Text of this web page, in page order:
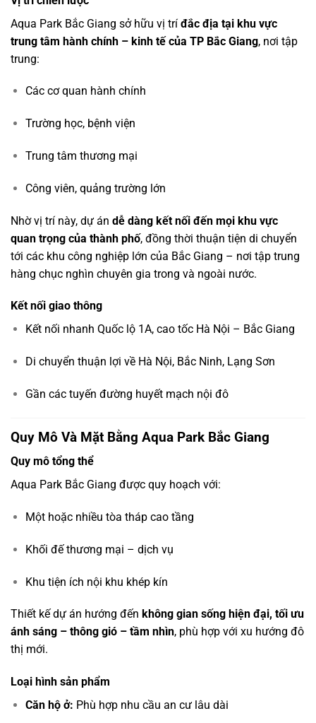
Aqua Park Bắc Giang sở hữu vị trí đắc địa tại khu vực
trung tâm hành chính – kinh tế của TP Bắc Giang, nơi tập
trung:
Các cơ quan hành chính
Trường học, bệnh viện
Trung tâm thương mại
Công viên, quảng trường lớn
Nhờ vị trí này, dự án dễ dàng kết nối đến mọi khu vực
quan trọng của thành phố, đồng thời thuận tiện di chuyển
tới các khu công nghiệp lớn của Bắc Giang – nơi tập trung
hàng chục nghìn chuyên gia trong và ngoài nước.
Kết nối giao thông
Kết nối nhanh Quốc lộ 1A, cao tốc Hà Nội – Bắc Giang
Di chuyển thuận lợi về Hà Nội, Bắc Ninh, Lạng Sơn
Gần các tuyến đường huyết mạch nội đô
Quy Mô Và Mặt Bằng Aqua Park Bắc Giang
Quy mô tổng thể
Aqua Park Bắc Giang được quy hoạch với:
Một hoặc nhiều tòa tháp cao tầng
Khối đế thương mại – dịch vụ
Khu tiện ích nội khu khép kín
Thiết kế dự án hướng đến không gian sống hiện đại, tối ưu
ánh sáng – thông gió – tầm nhìn, phù hợp với xu hướng đô
thị mới.
Loại hình sản phẩm
Căn hộ ở: Phù hợp nhu cầu an cư lâu dài